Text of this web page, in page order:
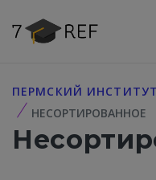
ПЕРМСКИЙ
НЕСОРТИРОВАННОЕ